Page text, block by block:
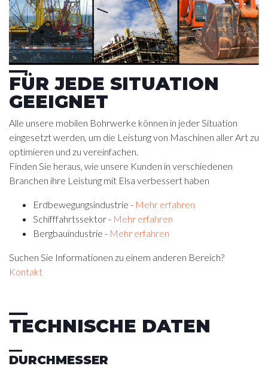
FÜR JEDE SITUATION
GEEIGNET
Alle unsere mobilen Bohrwerke können in jeder Situation
eingesetzt werden, um die Leistung von Maschinen aller Art zu
optimieren und zu vereinfachen.
Finden Sie heraus, wie unsere Kunden in verschiedenen
Branchen ihre Leistung mit Elsa verbessert haben
Erdbewegungsindustrie - Mehr erfahren
Schifffahrtssektor - Mehr erfahren
Bergbauindustrie - Mehr erfahren
Suchen Sie Informationen zu einem anderen Bereich?
Kontakt
TECHNISCHE DATEN
DURCHMESSER